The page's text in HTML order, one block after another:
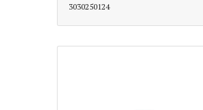
3030250124